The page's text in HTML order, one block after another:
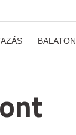
BALATON